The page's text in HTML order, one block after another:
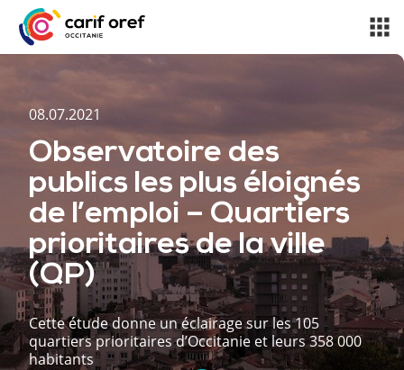
08.07.2021
Observatoire des
publics les plus éloignés
de l’emploi – Quartiers
prioritaires de la ville
(QP)
Cette étude donne un éclairage sur les 105
quartiers prioritaires d’Occitanie et leurs 358 000
habitants